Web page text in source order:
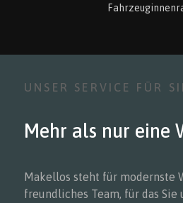
UNSER SERVICE FÜR
Mehr als nur eine
Makellos steht für modernste
freundliches Team, für das Sie